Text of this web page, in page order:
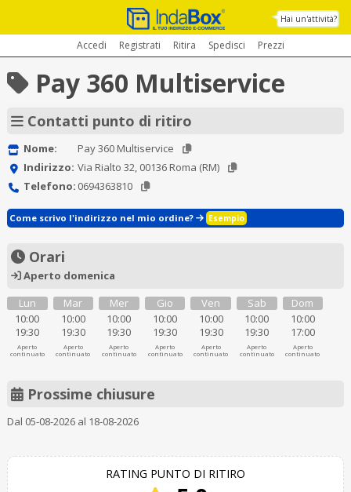
Hai un'attività?
Accedi Registrati Ritira Spedisci Prezzi
Pay 360 Multiservice
Contatti punto di ritiro
Nome:
Pay 360 Multiservice
Indirizzo: Via Rialto 32, 00136 Roma (RM)
Telefono: 0694363810
Come scrivo l'indirizzo nel mio ordine? Esempio
Orari
Aperto domenica
Lun
10:00
19:30
Aperto
continuato
Mar
10:00
19:30
Aperto
continuato
Mer
10:00
19:30
Aperto
continuato
Gio
10:00
19:30
Aperto
continuato
Ven
10:00
19:30
Aperto
continuato
Sab
10:00
19:30
Aperto
continuato
Dom
10:00
17:00
Aperto
continuato
Prossime chiusure
Dal 05-08-2026 al 18-08-2026
RATING PUNTO DI RITIRO